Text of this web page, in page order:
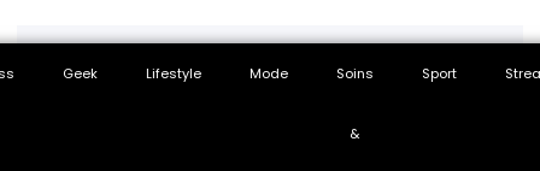
Geek Lifestyle Mode Soins
&
Sport